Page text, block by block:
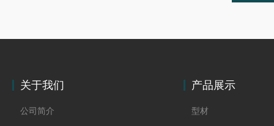
关于我们
公司简介
产品展示
型材